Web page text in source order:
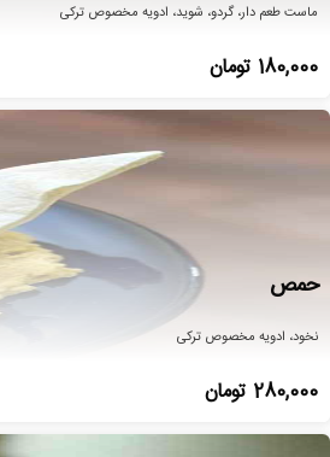
ماست طعم دار، گردو، شوید، ادویه مخصوص ترکی
180,000 تومان
حمص
نخود، ادویه مخصوص ترکی
280,000 تومان